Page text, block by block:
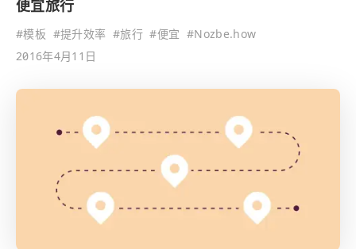
便宜旅行
#模板 #提升效率 #旅行#便宜 #Nozbe.how
2016年4月11日